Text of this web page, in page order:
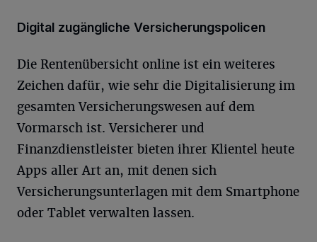
Digital zugängliche Versicherungspolicen
Die Rentenübersicht online ist ein weiteres
Zeichen dafür, wie sehr die Digitalisierung im
gesamten Versicherungswesen auf dem
Vormarsch ist. Versicherer und
Finanzdienstleister bieten ihrer Klientel heute
Apps aller Art an, mit denen sich
Versicherungsunterlagen mit dem Smartphone
oder Tablet verwalten lassen.